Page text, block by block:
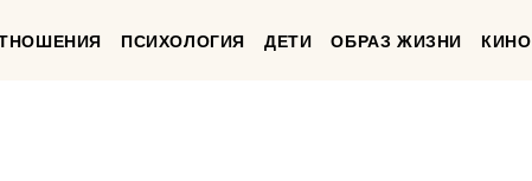
ПСИХОЛОГИЯ ДЕТИ ОБРАЗ ЖИЗНИ КИНО